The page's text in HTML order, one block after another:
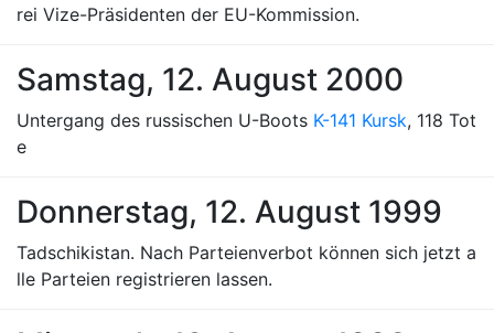
rei Vize-Präsidenten der EU-Kommission.
Samstag, 12. August 2000
Untergang des russischen U-Boots K-141 Kursk, 118 Tot
e
Donnerstag, 12. August 1999
Tadschikistan. Nach Parteienverbot können sich jetzt a
lle Parteien registrieren lassen.